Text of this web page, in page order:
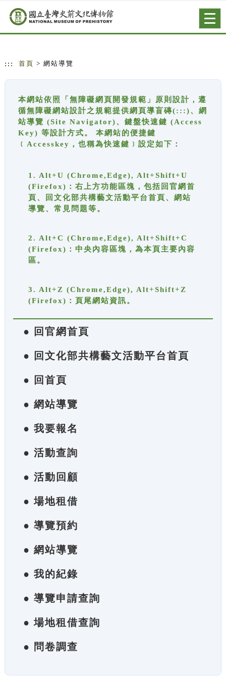
跳到主要內容
網站導覽
::: 首頁 > 網站導覽
本網站依照「無障礙網頁開發規範」原則設計，遵
循無障礙網站設計之規範提供網頁導盲磚(:::)、網
站導覽 (Site Navigator)、鍵盤快速鍵 (Access
Key) 等設計方式。 本網站的便捷鍵
﹝Accesskey，也稱為快速鍵﹞設定如下：
1. Alt+U (Chrome,Edge), Alt+Shift+U
(Firefox)：右上方功能區塊，包括回官網首
頁、回文化部共構藝文活動平台首頁、網站
導覽、常見問題等。
2. Alt+C (Chrome,Edge), Alt+Shift+C
(Firefox)：中央內容區塊，為本頁主要內容
區。
3. Alt+Z (Chrome,Edge), Alt+Shift+Z
(Firefox)：頁尾網站資訊。
● 回官網首頁
● 回文化部共構藝文活動平台首頁
● 回首頁
● 網站導覽
● 我要報名
● 活動查詢
● 活動回顧
● 場地租借
● 導覽預約
● 網站導覽
● 我的紀錄
● 導覽申請查詢
● 場地租借查詢
● 問卷調查